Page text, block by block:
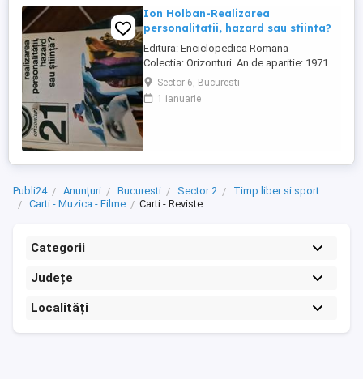
Ion Holban-Realizarea
personalitatii, hazard sau stiinta?
Editura: Enciclopedica Romana
Colectia: Orizonturi An de aparitie: 1971
Nr. pagini: 206 Format: 11 x 17 cm Coperti:
brosate
Sector 6, Bucuresti
1 ianuarie
Publi24 Anunțuri Bucuresti Sector 2
Timp liber si sport
Carti - Muzica - Filme
Carti - Reviste
Categorii
Județe
Localități